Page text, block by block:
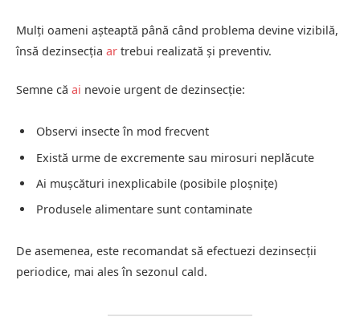
Mulți oameni așteaptă până când problema devine vizibilă,
însă dezinsecția ar trebui realizată și preventiv.
Semne că ai nevoie urgent de dezinsecție:
Observi insecte în mod frecvent
Există urme de excremente sau mirosuri neplăcute
Ai mușcături inexplicabile (posibile ploșnițe)
Produsele alimentare sunt contaminate
De asemenea, este recomandat să efectuezi dezinsecții
periodice, mai ales în sezonul cald.